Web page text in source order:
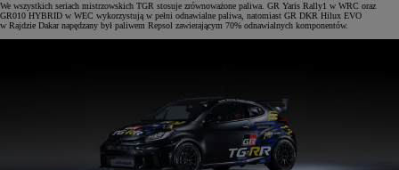
We wszystkich seriach mistrzowskich TGR stosuje zrównoważone paliwa. GR Yaris Rally1 w WRC oraz
GR010 HYBRID w WEC wykorzystują w pełni odnawialne paliwa, natomiast GR DKR Hilux EVO
w Rajdzie Dakar napędzany był paliwem Repsol zawierającym 70% odnawialnych komponentów.